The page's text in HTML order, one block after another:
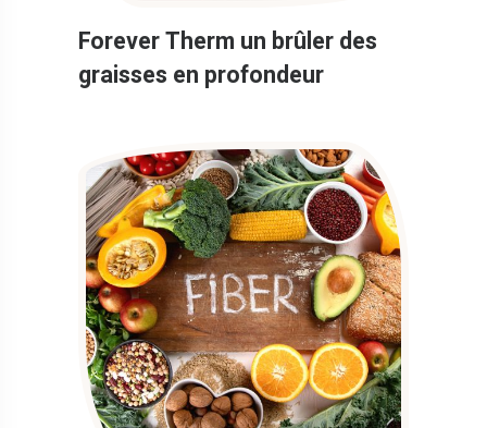
Forever Therm un brûler des
graisses en profondeur